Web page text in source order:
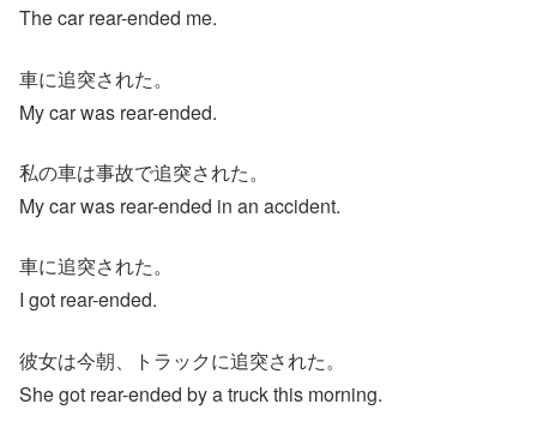
The car rear-ended me.
車に追突された。
My car was rear-ended.
私の車は事故で追突された。
My car was rear-ended in an accident.
車に追突された。
I got rear-ended.
彼女は今朝、トラックに追突された。
She got rear-ended by a truck this morning.